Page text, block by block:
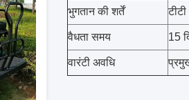
भुगतान की शर्तें
वैधता समय 15
वारंटी अवधि